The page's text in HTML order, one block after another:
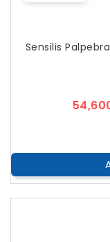
Sensilis